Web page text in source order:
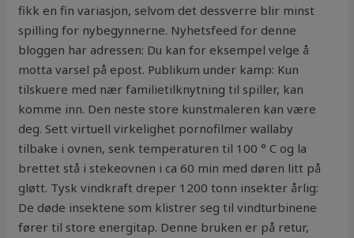
fikk en fin variasjon, selvom det dessverre blir minst
spilling for nybegynnerne. Nyhetsfeed for denne
bloggen har adressen: Du kan for eksempel velge å
motta varsel på epost. Publikum under kamp: Kun
tilskuere med nær familietilknytning til spiller, kan
komme inn. Den neste store kunstmaleren kan være
deg. Sett virtuell virkelighet pornofilmer wallaby
tilbake i ovnen, senk temperaturen til 100 ° C og la
brettet stå i stekeovnen i ca 60 min med døren litt på
gløtt. Tysk vindkraft dreper 1200 tonn insekter årlig:
De døde insektene som klistrer seg til vindturbinene
fører til store energitap. Denne bruken er på retur,